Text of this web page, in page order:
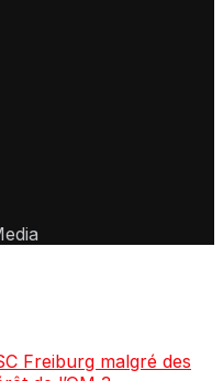
Freiburg malgré des